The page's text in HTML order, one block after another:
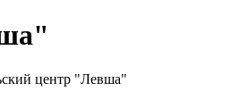
центр "Левша"